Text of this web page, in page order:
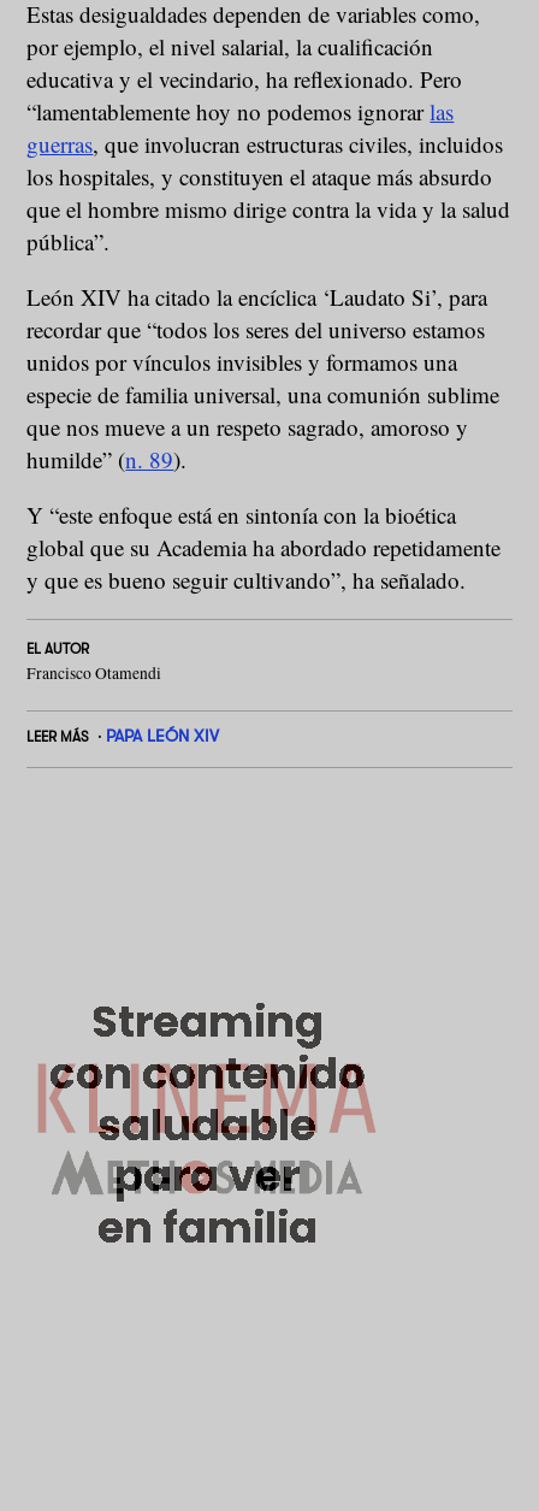
Estas desigualdades dependen de variables como,
por ejemplo, el nivel salarial, la cualificación
educativa y el vecindario, ha reflexionado. Pero
“lamentablemente hoy no podemos ignorarlas
guerras, que involucran estructuras civiles, incluidos
los hospitales, y constituyen el ataque más absurdo
que el hombre mismo dirige contra la vida y la salud
pública”.
León XIV ha citado la encíclica ‘Laudato Si’, para
recordar que “todos los seres del universo estamos
unidos por vínculos invisibles y formamos una
especie de familia universal, una comunión sublime
que nos mueve a un respeto sagrado, amoroso y
humilde” (n. 89).
Y “este enfoque está en sintonía con la bioética
global que su Academia ha abordado repetidamente
y que es bueno seguir cultivando”, ha señalado.
EL AUTOR
Francisco Otamendi
LEER MÁS PAPA LEÓN XIV